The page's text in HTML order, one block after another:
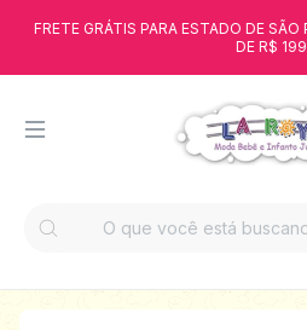
FRETE GRÁTIS PARA ESTADO DE
DE R$ 199